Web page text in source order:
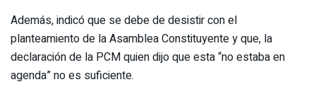
Además, indicó que se debe de desistir con el
planteamiento de la Asamblea Constituyente y que, la
declaración de la PCM quien dijo que esta “no estaba en
agenda” no es suficiente.